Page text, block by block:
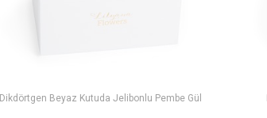
Dikdörtgen Beyaz Kutuda Jelibonlu Pembe Gül